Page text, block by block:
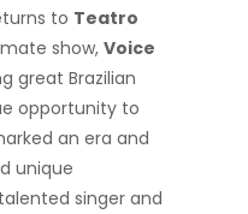
to Teatro
show,Voice
great Brazilian
opportunity to
an era and
unique
singer and